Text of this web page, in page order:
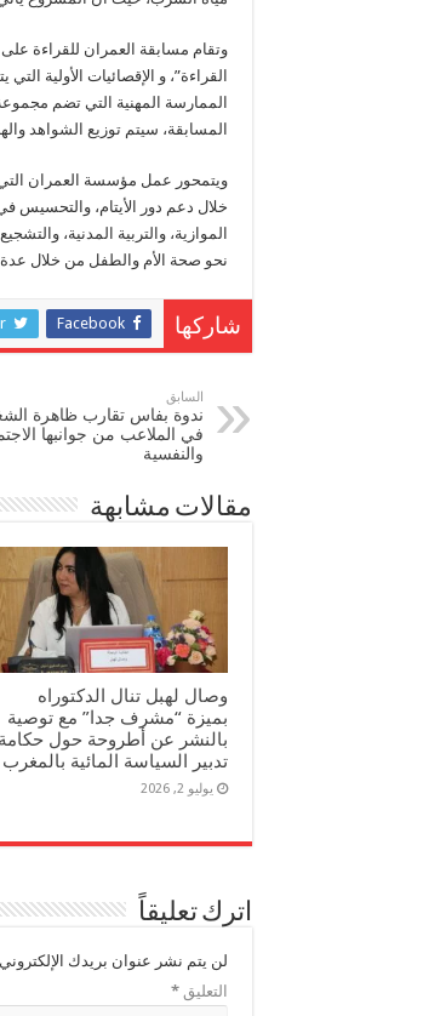
القراءة”، و الإقصائيات
الممارسة المهنية التي تضم
المسابقة، سيتم توزيع الشواهد
خلال دعم دور الأيتام، والتحسيس
الموازية، والتربية المدنية،
نحو صحة الأم والطفل من خلال
شاركها Facebook
السابق
ندوة بفاس تقارب ظاهرة
في الملاعب من جوانبها
والنفسية
مقالات مشابهة
وصال لهبل تنال الدكتوراه
بميزة “مشرف جدا” مع توصية
بالنشر عن أطروحة حول حكامة
تدبير السياسة المائية بالمغرب
يوليو 2, 2026
اترك تعليقاً
لن يتم نشر عنوان بريدك
التعليق *